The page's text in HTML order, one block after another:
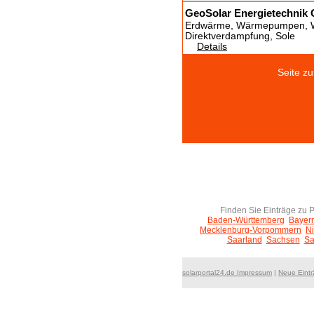
GeoSolar Energietechnik
Erdwärme, Wärmepumpen,
Direktverdampfung, Sole
Details
Seite
Finden Sie Einträge zu
Baden-Württemberg
Mecklenburg-Vorpommern
Saarland Sachsen
solarportal24.de Impressum | Neue